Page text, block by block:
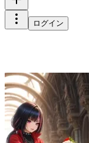
ログイン